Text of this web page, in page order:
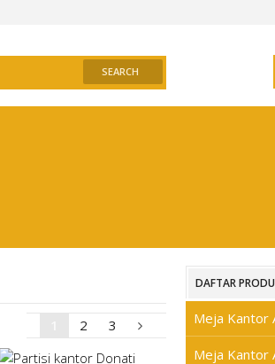
2 3
DAFTAR
Meja Kantor
Meja Kantor